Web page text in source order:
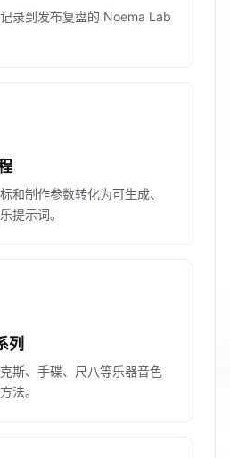
录到发布复盘的 Noema Lab
和制作参数转化为可生成、
提示词。
列
斯、手碟、尺八等乐器音色
法。